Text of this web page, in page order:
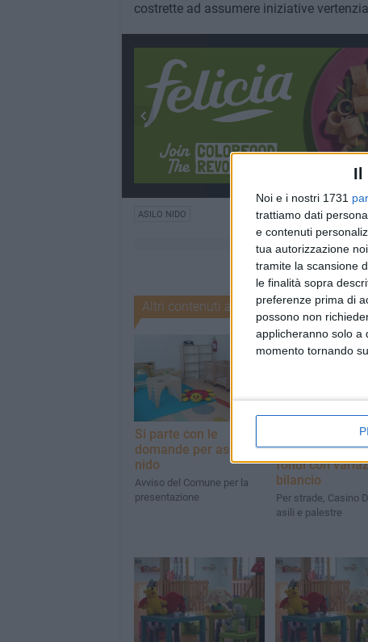
Il
Noi e i nostri 1731
trattiamo dati
e contenuti
tua autorizzazione
tramite la scansione
le finalità sopra
preferenze prima di
possono non
applicheranno solo a
momento tornando
costrette ad assumere iniziative
ASILO NIDO
Altri contenuti a tema
Si parte con le
domande per asili
nido
Avviso del Comune per la
presentazione
Opere
Matera,
fondi con
bilancio
Per strade, Casino
asili e palestre